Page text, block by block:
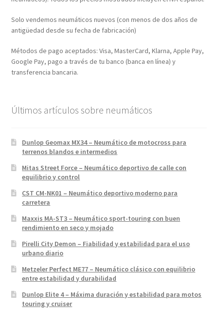
Solo vendemos neumáticos nuevos (con menos de dos años de
antigüedad desde su fecha de fabricación)
Métodos de pago aceptados: Visa, MasterCard, Klarna, Apple Pay,
Google Pay, pago a través de tu banco (banca en línea) y
transferencia bancaria.
Últimos artículos sobre neumáticos
Dunlop Geomax MX34 – Neumático de motocross para
terrenos blandos e intermedios
Mitas Street Force – Neumático deportivo de calle con
equilibrio y control
CST CM-NK01 – Neumático deportivo moderno para
carretera
Maxxis MA-ST3 – Neumático sport-touring con buen
rendimiento en seco y mojado
Pirelli City Demon – Fiabilidad y estabilidad para el uso
urbano diario
Metzeler Perfect ME77 – Neumático clásico con equilibrio
entre estabilidad y durabilidad
Dunlop Elite 4 – Máxima duración y estabilidad para motos
touring y cruiser